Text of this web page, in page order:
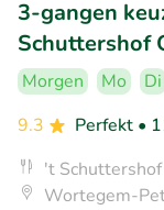
3-gangen
Schuttershof
Morgen Mo Di
9.3
Perfekt •
't
Wortegem-